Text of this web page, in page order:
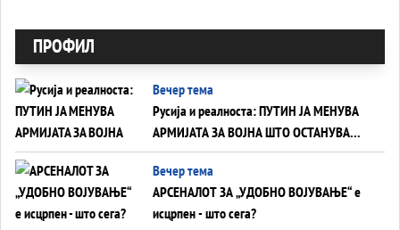
ПРОФИЛ
Вечер тема
Русија и реалноста: ПУТИН ЈА МЕНУВА
АРМИЈАТА ЗА ВОЈНА ШТО ОСТАНУВА
БЕЗ ФРОНТ
Вечер тема
АРСЕНАЛОТ ЗА „УДОБНО ВОЈУВАЊЕ“ е
исцрпен - што сега?